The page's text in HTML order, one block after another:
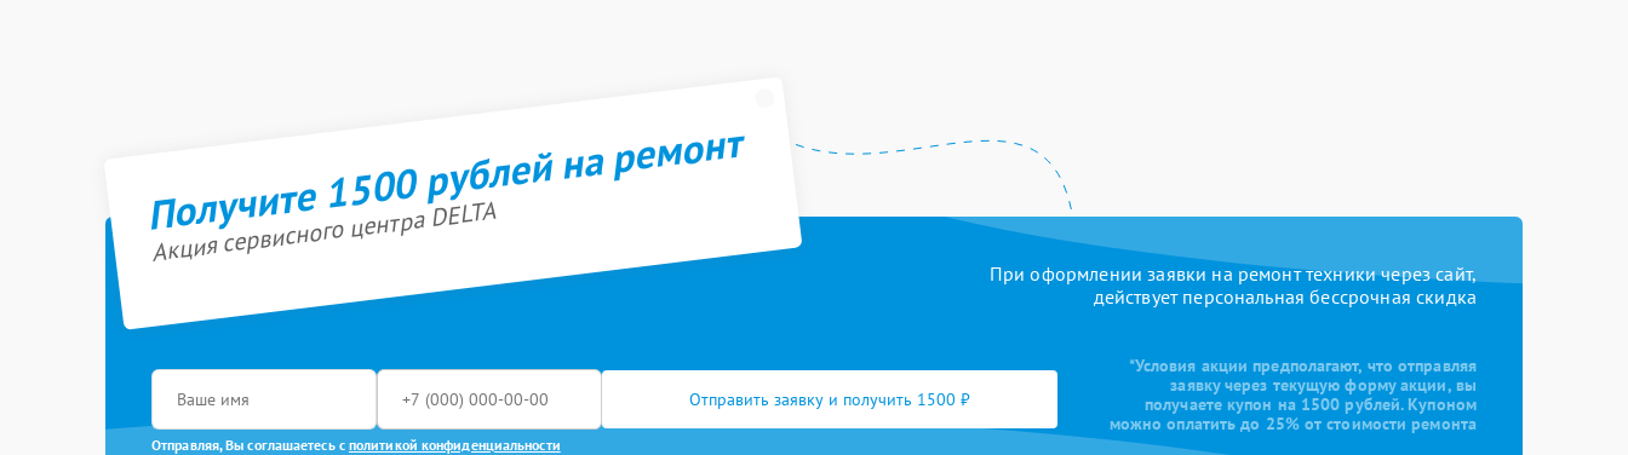
Получите 1500 рублей на ремонт
Акция сервисного центра DELTA
При оформлении заявки на ремонт техники через сайт,
действует персональная бессрочная скидка
Отправить заявку и получить 1500 ₽
Отправляя, Вы соглашаетесь с политикой конфиденциальности
*Условия акции предполагают, что отправляя
заявку через текущую форму акции, вы
получаете купон на 1500 рублей. Купоном
можно оплатить до 25% от стоимости ремонта